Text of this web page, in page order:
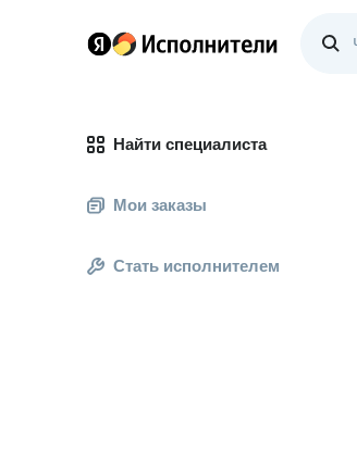
Найти специалиста
Мои заказы
Стать исполнителем